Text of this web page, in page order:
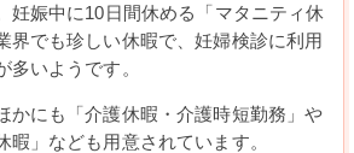
妊娠中に10日間休める「マタニティ休
界でも珍しい休暇で、妊婦検診に利用
多いようです。
かにも「介護休暇・介護時短勤務」や
暇」なども用意されています。